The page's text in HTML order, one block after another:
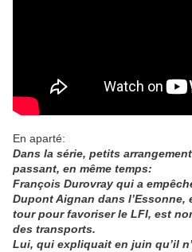
En aparté:
Dans la série, petits
passant, en même temps:
François Durovray qui a
Dupont Aignan dans l’Essonne,
tour pour favoriser le LFI, est
des transports.
Lui, qui expliquait en juin qu’il